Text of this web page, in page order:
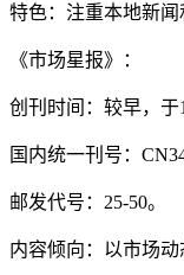
特色：注重本地新闻
《市场星报》：
创刊时间：较早，于
国内统一刊号：
邮发代号：25-50。
内容倾向：以市场动